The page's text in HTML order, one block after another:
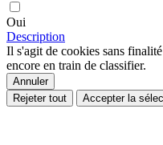
Oui
Description
Il s'agit de cookies sans
encore en train de classifier.
Annuler
Rejeter tout
Accepter la